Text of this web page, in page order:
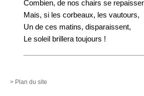
Combien, de nos chairs se
Mais, si les corbeaux, les vautours,
Un de ces matins, disparaissent,
Le soleil brillera toujours !
> Plan du site